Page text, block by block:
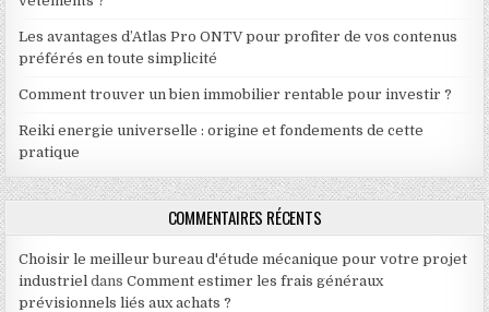
Les avantages d’Atlas Pro ONTV pour profiter de vos contenus
préférés en toute simplicité
Comment trouver un bien immobilier rentable pour investir ?
Reiki energie universelle : origine et fondements de cette
pratique
COMMENTAIRES RÉCENTS
Choisir le meilleur bureau d'étude mécanique pour votre projet
industriel dansComment estimer les frais généraux
prévisionnels liés aux achats ?